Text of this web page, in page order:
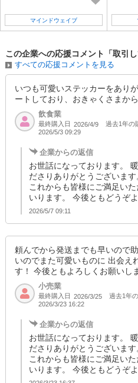
マインドウェイブ
この企業への応援コメント「取引し
すべての応援コメントを見る
いつも可愛いステッカーをあり
ートしており、おきゃくさまか
飲食業
最終購入日 2026/4/9 過去1年の
2026/5/3 09:29
企業からの返信
お世話になっております。
ださりありがとうございま
これからも皆様にご満足い
いります。 今後ともどうぞ
2026/5/7 09:11
頼んでから発送までも早いので
いのでまた可愛いものに 出会え
す！ 今後ともよろしくお願いし
小売業
最終購入日 2026/3/25 過去1年
2026/3/23 16:22
企業からの返信
お世話になっております。
ださりありがとうございま
これからも皆様にご満足い
いります。 今後ともどうぞ